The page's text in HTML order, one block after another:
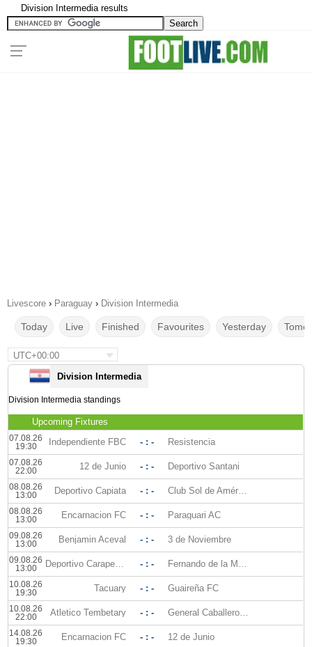
Division Intermedia results
Livescore › Paraguay › Division Intermedia
Today Live Finished Favourites Yesterday
UTC+00:00
Division Intermedia
Division Intermedia standings
Upcoming Fixtures
07.08.26
19:30
Independiente FBC - : - Resistencia
07.08.26
22:00
12 de Junio - : - Deportivo Santani
08.08.26
13:00
Deportivo Capiata - : - Club Sol de América
08.08.26
13:00
Encarnacion FC - : - Paraguari AC
09.08.26
13:00
Benjamin Aceval - : - 3 de Noviembre
09.08.26
13:00
Deportivo Carapegua - : - Fernando de la Mora
10.08.26
19:30
Tacuary - : - Guaireña FC
10.08.26
22:00
Atletico Tembetary - : - General Caballero JLM
14.08.26
19:30
Encarnacion FC - : - 12 de Junio